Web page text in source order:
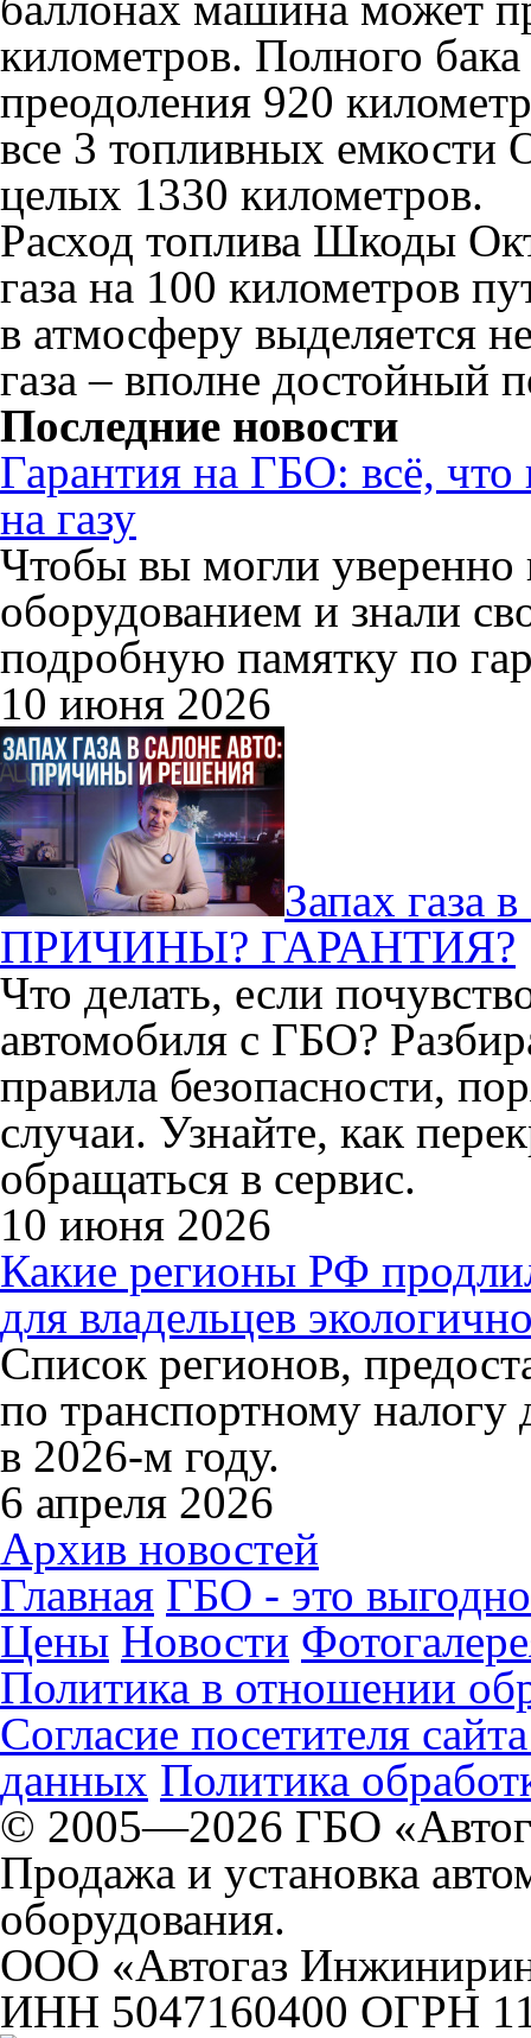
километров. Полного бака
преодоления 920
все 3 топливных емкости
целых 1330 километров.
Расход топлива Шкоды
газа на 100 километров
в атмосферу выделяется
газа – вполне достойный
Последние новости
Гарантия на ГБО: всё, что
на газу
Чтобы вы могли уверенно
оборудованием и знали
подробную памятку по
10 июня 2026
Запах
ПРИЧИНЫ? ГАРАНТИЯ?
Что делать, если
автомобиля с ГБО?
правила безопасности,
случаи. Узнайте, как
обращаться в сервис.
10 июня 2026
Какие регионы РФ
для владельцев
Список регионов,
по транспортному налогу
в 2026-м году.
6 апреля 2026
Архив новостей
Главная ГБО - это
Цены Новости
Политика в отношении
Согласие посетителя
данных Политика
© 2005—2026 ГБО
Продажа и установка
оборудования.
ООО «Автогаз
ИНН 5047160400 ОГРН